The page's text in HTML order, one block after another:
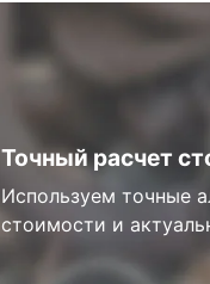
Точный расчет
Используем точные
стоимости и